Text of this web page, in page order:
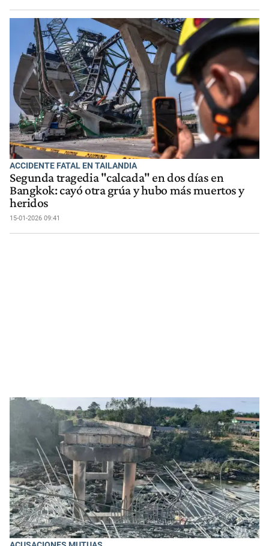
ACCIDENTE FATAL EN TAILANDIA
Segunda tragedia "calcada" en dos días en
Bangkok: cayó otra grúa y hubo más muertos y
heridos
15-01-2026 09:41